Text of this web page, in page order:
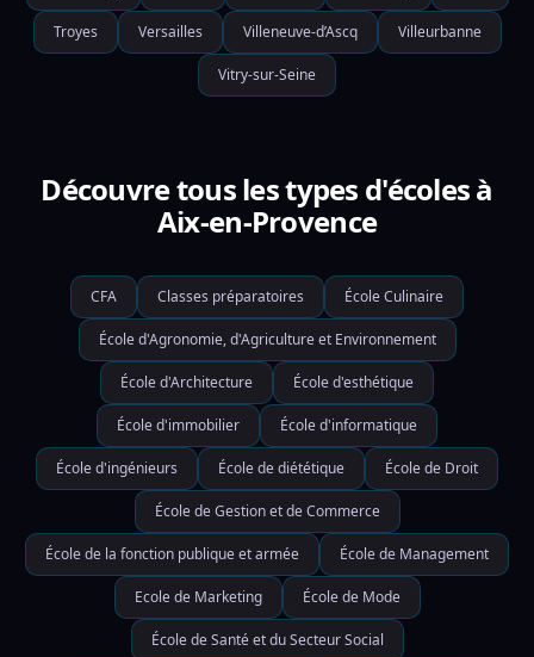
Troyes Versailles Villeneuve-d’Ascq Villeurbanne
Vitry-sur-Seine
Découvre tous les types d'écoles à
Aix-en-Provence
CFA Classes préparatoires École Culinaire
École d'Agronomie, d'Agriculture et Environnement
École d'Architecture École d'esthétique
École d'immobilier École d'informatique
École d'ingénieurs École de diététique École de Droit
École de Gestion et de Commerce
École de la fonction publique et armée École de Management
Ecole de Marketing École de Mode
École de Santé et du Secteur Social